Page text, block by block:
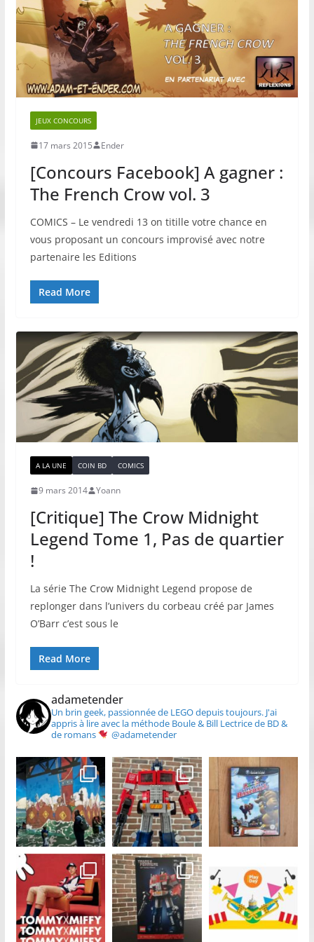
JEUX CONCOURS
17 mars 2015 Ender
[Concours Facebook] A gagner :
The French Crow vol. 3
COMICS – Le vendredi 13 on titille votre chance en
vous proposant un concours improvisé avec notre
partenaire les Editions
Read More
A LA UNE COIN BD COMICS
9 mars 2014 Yoann
[Critique] The Crow Midnight
Legend Tome 1, Pas de quartier
!
La série The Crow Midnight Legend propose de
replonger dans l’univers du corbeau créé par James
O’Barr c’est sous le
Read More
adametender
Un brin geek, passionnée de LEGO depuis toujours.J'ai
appris à lire avec la méthode Boule & Bill Lectrice de BD &
de romans
@adametender